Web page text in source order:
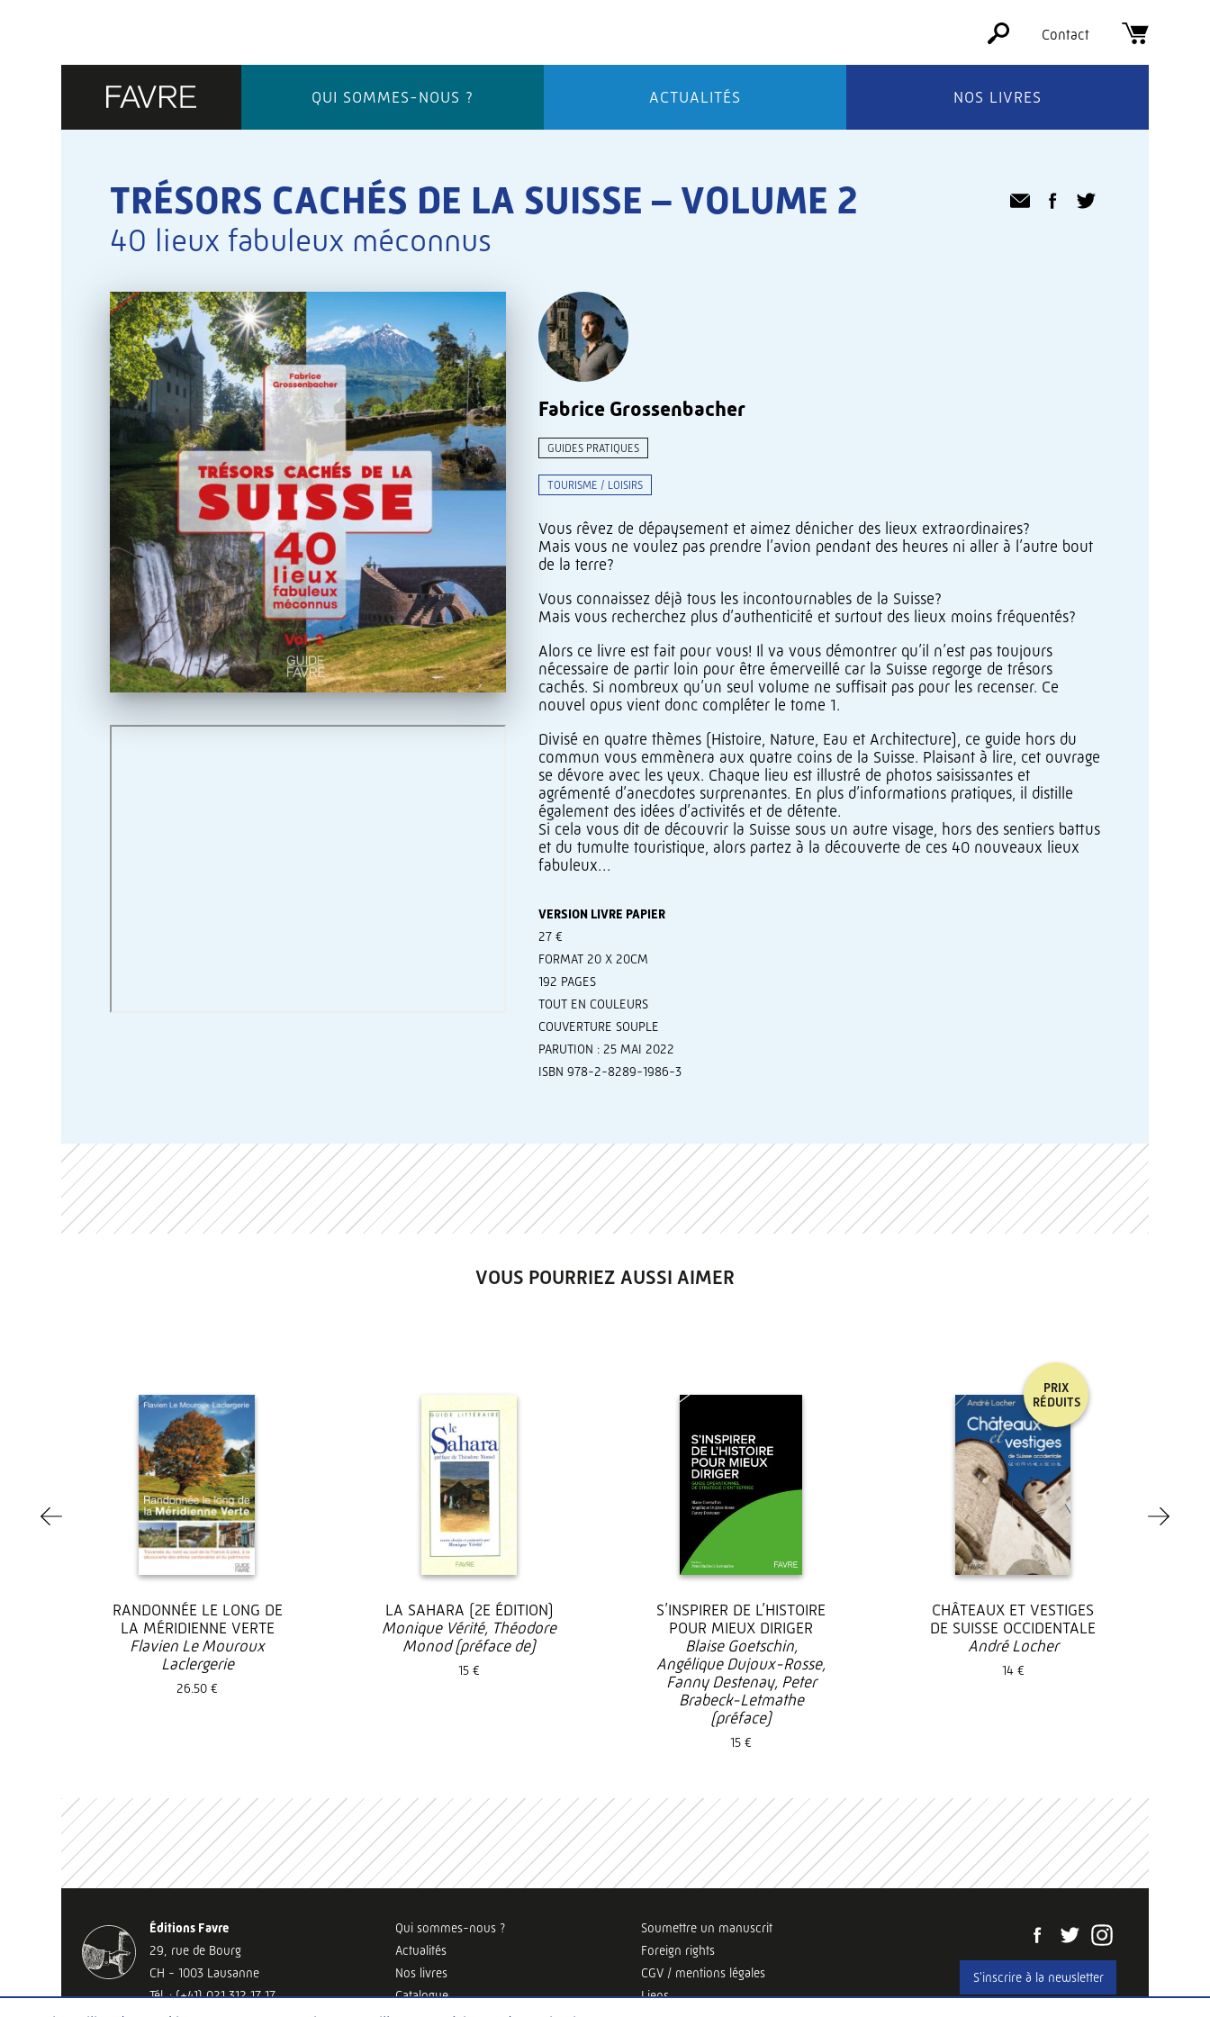
QUI SOMMES-NOUS ? ACTUALITÉS NOS LIVRES
Contact
TRÉSORS CACHÉS DE LA SUISSE – VOLUME 2
40 lieux fabuleux méconnus
Fabrice Grossenbacher
GUIDES PRATIQUES
TOURISME / LOISIRS
Vous rêvez de dépaysement et aimez dénicher des lieux extraordinaires?
Mais vous ne voulez pas prendre l’avion pendant des heures ni aller à l’autre bout
de la terre?
Vous connaissez déjà tous les incontournables de la Suisse?
Mais vous recherchez plus d’authenticité et surtout des lieux moins fréquentés?
Alors ce livre est fait pour vous! Il va vous démontrer qu’il n’est pas toujours
nécessaire de partir loin pour être émerveillé car la Suisse regorge de trésors
cachés. Si nombreux qu’un seul volume ne suffisait pas pour les recenser. Ce
nouvel opus vient donc compléter le tome 1.
Divisé en quatre thèmes (Histoire, Nature, Eau et Architecture), ce guide hors du
commun vous emmènera aux quatre coins de la Suisse. Plaisant à lire, cet ouvrage
se dévore avec les yeux. Chaque lieu est illustré de photos saisissantes et
agrémenté d’anecdotes surprenantes. En plus d’informations pratiques, il distille
également des idées d’activités et de détente.
Si cela vous dit de découvrir la Suisse sous un autre visage, hors des sentiers battus
et du tumulte touristique, alors partez à la découverte de ces 40 nouveaux lieux
fabuleux…
VERSION LIVRE PAPIER
27 €
FORMAT 20 X 20CM
192 PAGES
TOUT EN COULEURS
COUVERTURE SOUPLE
PARUTION : 25 MAI 2022
ISBN 978-2-8289-1986-3
VOUS POURRIEZ AUSSI AIMER
RANDONNÉE LE LONG DE
LA MÉRIDIENNE VERTE
Flavien Le Mouroux
Laclergerie
26.50 €
LA SAHARA (2E ÉDITION)
Monique Vérité, Théodore
Monod (préface de)
15 €
S’INSPIRER DE L’HISTOIRE
POUR MIEUX DIRIGER
Blaise Goetschin,
Angélique Dujoux-Rosse,
Fanny Destenay, Peter
Brabeck-Letmathe
(préface)
15 €
PRIX
RÉDUITS
CHÂTEAUX ET VESTIGES
DE SUISSE OCCIDENTALE
André Locher
14 €
Éditions Favre
29, rue de Bourg
CH - 1003 Lausanne
Tél. : (+41) 021 312 17 17
Qui sommes-nous ?
Actualités
Nos livres
Catalogue
Soumettre un manuscrit
Foreign rights
CGV / mentions légales
Liens
S'inscrire à la newsletter